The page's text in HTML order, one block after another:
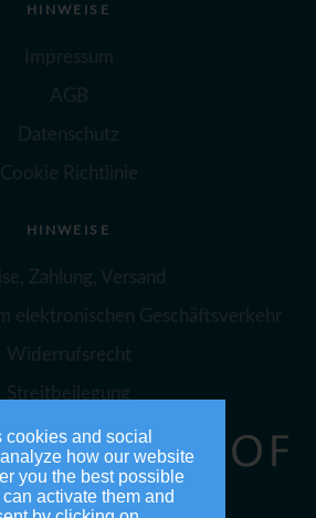
HINWEISE
Impressum
AGB
Datenschutz
Cookie Richtlinie
HINWEISE
Zahlung, Versand
elektronischen Geschäftsverkehr
Widerrufsrecht
Streitbeilegung
and social
how our website
you the best possible
activate them and